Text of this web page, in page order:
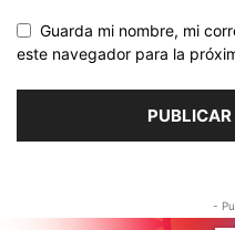
Guarda mi nombre, mi
este navegador para la
-